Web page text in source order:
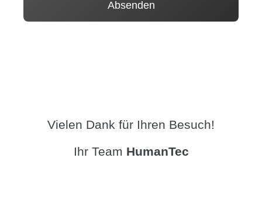
Vielen Dank für Ihren Besuch!
Ihr Team HumanTec